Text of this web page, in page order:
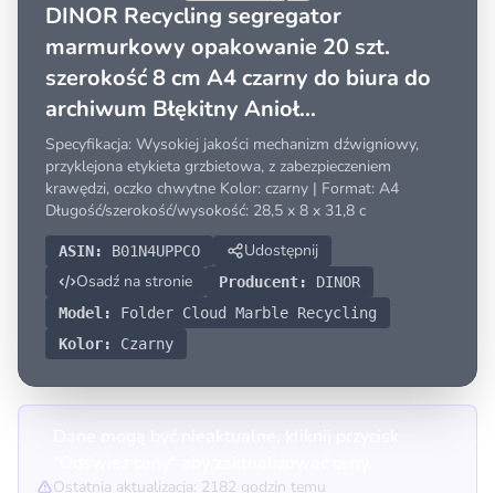
DINOR Recycling segregator
marmurkowy opakowanie 20 szt.
szerokość 8 cm A4 czarny do biura do
archiwum Błękitny Anioł
Wyprodukowano w Niemczech
Specyfikacja: Wysokiej jakości mechanizm dźwigniowy,
przyklejona etykieta grzbietowa, z zabezpieczeniem
krawędzi, oczko chwytne Kolor: czarny | Format: A4
Długość/szerokość/wysokość: 28,5 x 8 x 31,8 c
ASIN: B01N4UPPCO
Udostępnij
Osadź na stronie
Producent:
DINOR
Model:
Folder Cloud Marble Recycling
Kolor:
Czarny
Ostatnia aktualizacja: 2182 godzin temu